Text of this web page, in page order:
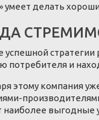
умеет делать
успешной
потребителя и
этому компания
наиболее выгодные